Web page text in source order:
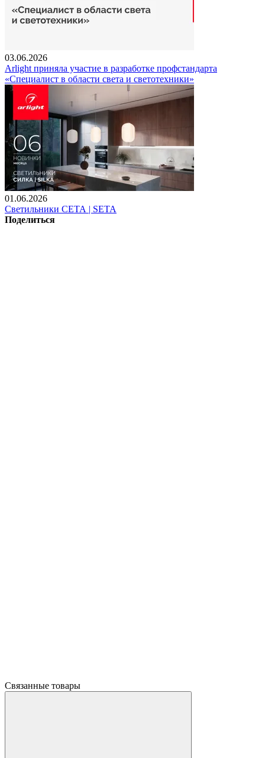
03.06.2026
Arlight приняла участие в разработке профстандарта
«Специалист в области света и светотехники»
01.06.2026
Светильники СЕТА | SETA
Поделиться
Связанные товары